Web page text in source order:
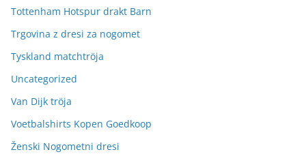
Tottenham Hotspur drakt Barn
Trgovina z dresi za nogomet
Tyskland matchtröja
Uncategorized
Van Dijk tröja
Voetbalshirts Kopen Goedkoop
Ženski Nogometni dresi